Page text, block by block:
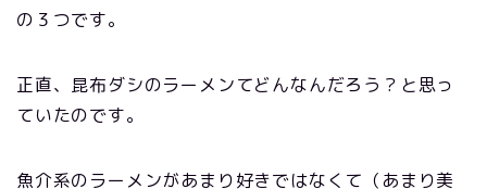
の３つです。
正直、昆布ダシのラーメンてどんなんだろう？と思っ
ていたのです。
魚介系のラーメンがあまり好きではなくて（あまり美